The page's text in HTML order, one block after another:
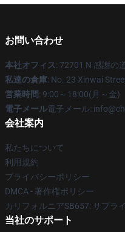
お問い合わせ
本社オフィス: 72701 N 感謝の
私達の倉庫: No. 23 Xinwai
営業時間: 9:00～18:00(月～金)
電子メール電子メール:
会社案内
私たちについて
利用規約
プライバシーポリシー
DMCA - 著作権ポリシー
カリフォルニアSB657: サプラ
当社のサポート